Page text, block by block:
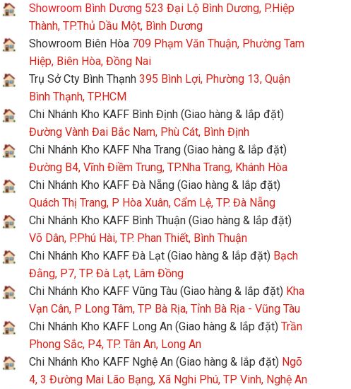
Showroom Bình Dương 523 Đại Lộ Bình Dương, P.Hiệp
Thành, TP.Thủ Dầu Một, Bình Dương
Showroom Biên Hòa 709 Phạm Văn Thuận, Phường Tam
Hiệp, Biên Hòa, Đồng Nai
Trụ Sở Cty Bình Thạnh 395 Bình Lợi, Phường 13, Quận
Bình Thạnh, TP.HCM
Chi Nhánh Kho KAFF Bình Định (Giao hàng & lắp đặt)
Đường Vành Đai Bắc Nam, Phù Cát, Bình Định
Chi Nhánh Kho KAFF Nha Trang (Giao hàng & lắp đặt)
Đường B4, Vĩnh Điềm Trung, TP.Nha Trang, Khánh Hòa
Chi Nhánh Kho KAFF Đà Nẵng (Giao hàng & lắp đặt)
Quách Thị Trang, P Hòa Xuân, Cẩm Lệ, TP. Đà Nẵng
Chi Nhánh Kho KAFF Bình Thuận (Giao hàng & lắp đặt)
Võ Dân, P.Phú Hài, TP. Phan Thiết, Bình Thuận
Chi Nhánh Kho KAFF Đà Lạt (Giao hàng & lắp đặt) Bạch
Đằng, P7, TP. Đà Lạt, Lâm Đồng
Chi Nhánh Kho KAFF Vũng Tàu (Giao hàng & lắp đặt) Kha
Vạn Cân, P Long Tâm, TP Bà Rịa, Tỉnh Bà Rịa - Vũng Tàu
Chi Nhánh Kho KAFF Long An (Giao hàng & lắp đặt) Trần
Phong Sắc, P4, TP. Tân An, Long An
Chi Nhánh Kho KAFF Nghệ An (Giao hàng & lắp đặt) Ngõ
4, 3 Đường Mai Lão Bạng, Xã Nghi Phú, TP Vinh, Nghệ An